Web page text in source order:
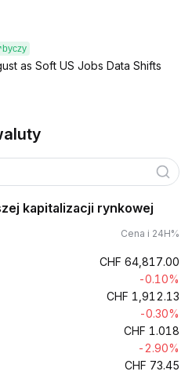
byczy
as Soft US Jobs Data Shifts
kapitalizacji rynkowej
Cena i 24H%
CHF 64,817.00
-0.10%
CHF 1,912.13
-0.30%
CHF 1.018
-2.90%
CHF 73.45